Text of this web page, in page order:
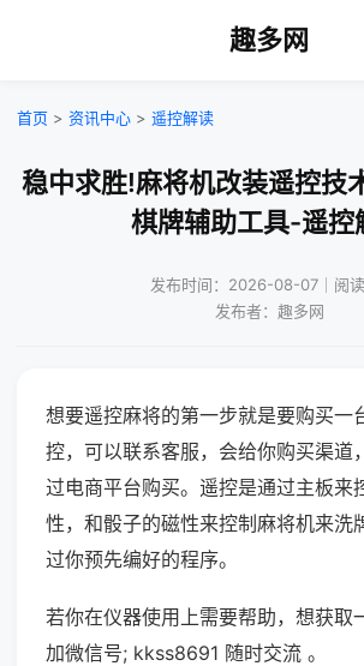
趣多网
首页 > 资讯中心 > 遥控解读
稳中求胜!麻将机改装遥控技
棋牌辅助工具-遥控
发布时间：2026-08-07｜阅
发布者：趣多网
想要遥控麻将的第一步就是要购买一
控，可以联系客服，会给你购买渠道
过电商平台购买。遥控是通过主板来
性，和骰子的磁性来控制麻将机来洗
过你预先编好的程序。
若你在仪器使用上需要帮助，想获取
加微信号; kkss8691 随时交流 。